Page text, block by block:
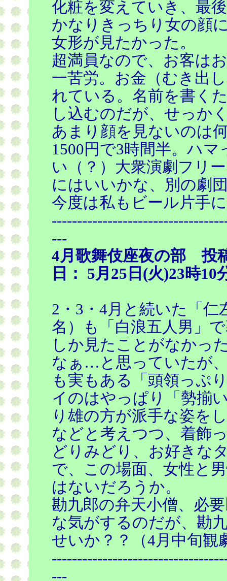
化粧を変えていき、最
かなりきっちり女の顔
女形が見たかった。
超満員なので、お客は
一苦労。お金（むき出
れている。名前を書く
し込むのだが、せっか
あまり顔を見ないのは
1500円で3時間半。ハ
い（？）大衆演劇フリ
にはいいかな、別の劇
今度は私もビール片手
---
4月歌舞伎座夜の部 投
日： 5月25日(火)23時10
2・3・4月と続いた「
名）も「白浪五人男」
しか見たことがなかっ
なぁ…と思っていたが
も実もある「頭領っぷ
イのはやっぱり「勢揃
り雄の方が派手な姿を
などと考えつつ、着飾
どりみどり、お好きな
で、この場面、女性と
はないだろうか。
勘九郎の弁天小僧、必
な気がするのだが、勘
せいか？？（4月中旬観
---